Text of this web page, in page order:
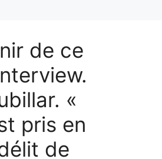
de ce
«
pris en
de